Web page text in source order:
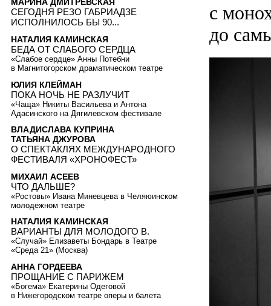
с
до
МАРИНА ДМИТРЕВСКАЯ
СЕГОДНЯ РЕЗО ГАБРИАДЗЕ
ИСПОЛНИЛОСЬ БЫ 90...
НАТАЛИЯ КАМИНСКАЯ
БЕДА ОТ СЛАБОГО СЕРДЦА
«Слабое сердце» Анны Потебни
в Магнитогорском драматическом театре
ЮЛИЯ КЛЕЙМАН
ПОКА НОЧЬ НЕ РАЗЛУЧИТ
«Чаща» Никиты Васильева и Антона
Адасинского на Дягилевском фестивале
ВЛАДИСЛАВА КУПРИНА
ТАТЬЯНА ДЖУРОВА
О СПЕКТАКЛЯХ МЕЖДУНАРОДНОГО
ФЕСТИВАЛЯ «ХРОНОФЕСТ»
МИХАИЛ АСЕЕВ
ЧТО ДАЛЬШЕ?
«Ростовы» Ивана Миневцева в Челяюинском
молодежном театре
НАТАЛИЯ КАМИНСКАЯ
ВАРИАНТЫ ДЛЯ МОЛОДОГО В.
«Случай» Елизаветы Бондарь в Театре
«Среда 21» (Москва)
АННА ГОРДЕЕВА
ПРОЩАНИЕ С ПАРИЖЕМ
«Богема» Екатерины Одеговой
в Нижегородском театре оперы и балета